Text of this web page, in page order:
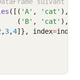
([( 'A' , 'cat' ), (
(
'B' , 'cat' ), (
,3,4]}, index=index)